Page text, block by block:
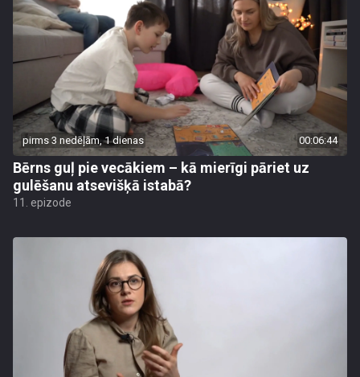
pirms 3 nedēļām, 1 dienas 00:06:44
Bērns guļ pie vecākiem – kā mierīgi pāriet uz
gulēšanu atsevišķā istabā?
11. epizode